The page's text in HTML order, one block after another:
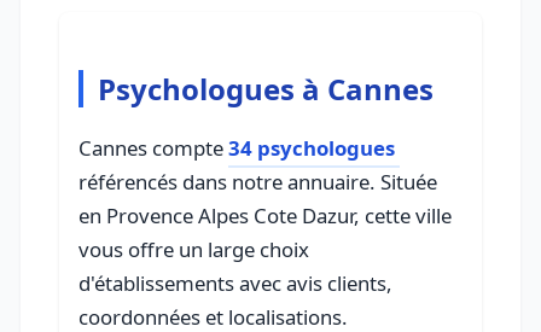
Psychologues à Cannes
Cannes compte34 psychologues
référencés dans notre annuaire. Située
en Provence Alpes Cote Dazur, cette ville
vous offre un large choix
d'établissements avec avis clients,
coordonnées et localisations.